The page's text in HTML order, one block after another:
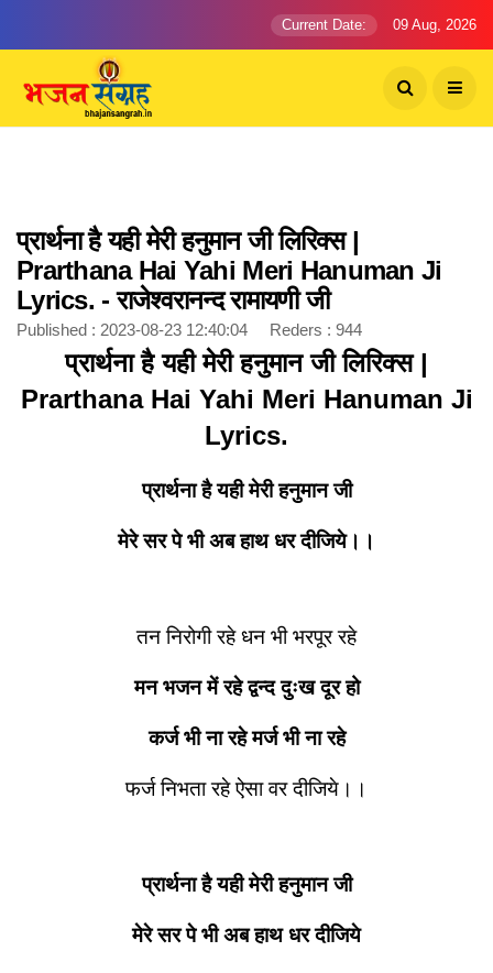
Current Date: 09 Aug, 2026
प्रार्थना है यही मेरी हनुमान जी लिरिक्स |
Prarthana Hai Yahi Meri Hanuman Ji
Lyrics. - राजेश्वरानन्द रामायणी जी
Published : 2023-08-23 12:40:04 Reders : 944
प्रार्थना है यही मेरी हनुमान जी लिरिक्स |
Prarthana Hai Yahi Meri Hanuman Ji
Lyrics.
प्रार्थना है यही मेरी हनुमान जी
मेरे सर पे भी अब हाथ धर दीजिये।।
तन निरोगी रहे धन भी भरपूर रहे
मन भजन में रहे द्वन्द दुःख दूर हो
कर्ज भी ना रहे मर्ज भी ना रहे
फर्ज निभता रहे ऐसा वर दीजिये।।
प्रार्थना है यही मेरी हनुमान जी
मेरे सर पे भी अब हाथ धर दीजिये